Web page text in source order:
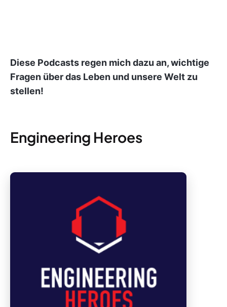
Diese Podcasts regen mich dazu an, wichtige
Fragen über das Leben und unsere Welt zu
stellen!
Engineering Heroes